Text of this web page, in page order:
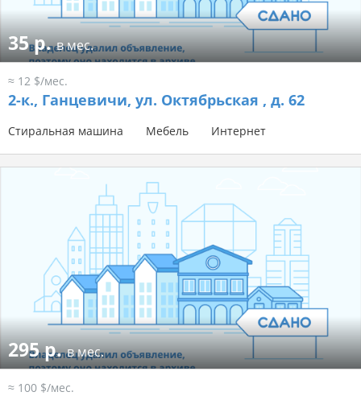
35 р.в мес.
≈ 12 $/мес.
2-к., Ганцевичи, ул. Октябрьская , д. 62
Стиральная машина Мебель Интернет
295 р.в мес.
≈ 100 $/мес.